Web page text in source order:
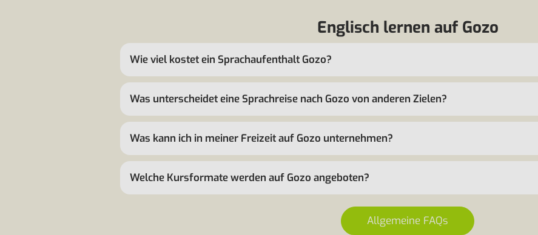
Englisch lernen auf Gozo
Wie viel kostet ein Sprachaufenthalt Gozo?
Was unterscheidet eine Sprachreise nach Gozo von anderen Zielen?
Was kann ich in meiner Freizeit auf Gozo unternehmen?
Welche Kursformate werden auf Gozo angeboten?
Allgemeine FAQs